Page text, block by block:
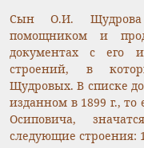
Сын О.И.
помощником и
документах с его
строений, в
Щудровых. В списке
изданном в 1899 г., то
Осиповича,
следующие строения: